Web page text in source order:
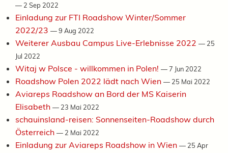
— 2 Sep 2022
Einladung zur FTI Roadshow Winter/Sommer
2022/23 —9 Aug 2022
Weiterer Ausbau Campus Live-Erlebnisse 2022 — 25
Jul 2022
Witaj w Polsce - willkommen in Polen! —7 Jun 2022
Roadshow Polen 2022 lädt nach Wien — 25 Mai 2022
Aviareps Roadshow an Bord der MS Kaiserin
Elisabeth — 23 Mai 2022
schauinsland-reisen: Sonnenseiten-Roadshow durch
Österreich — 2 Mai 2022
Einladung zur Aviareps Roadshow in Wien — 25 Apr